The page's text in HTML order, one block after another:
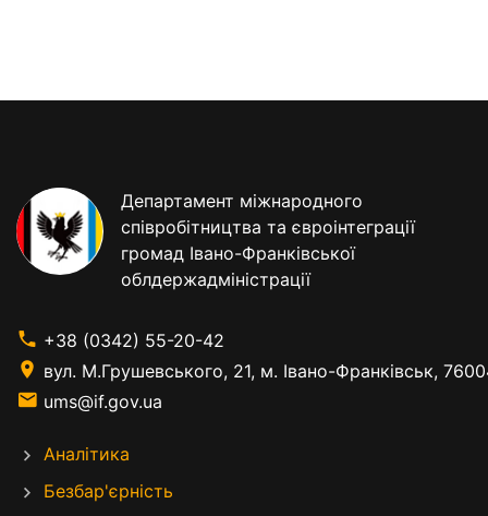
Департамент міжнародного
співробітництва та євроінтеграції
громад Івано-Франківської
облдержадміністрації
+38 (0342) 55-20-42
вул. М.Грушевського, 21, м. Івано-Франківськ,
ums@if.gov.ua
Аналітика
Безбар'єрність